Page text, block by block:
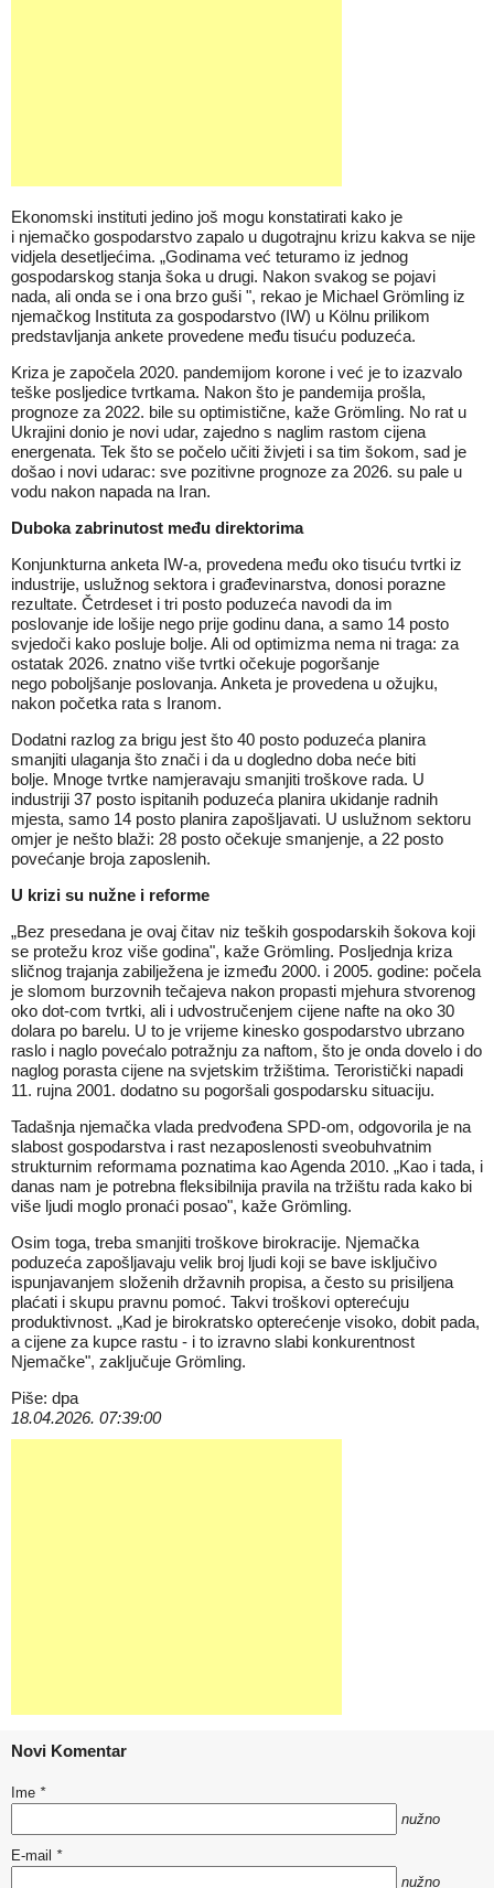
Ekonomski instituti jedino još mogu konstatirati kako je
i njemačko gospodarstvo zapalo u dugotrajnu krizu kakva se nije
vidjela desetljećima. „Godinama već teturamo iz jednog
gospodarskog stanja šoka u drugi. Nakon svakog se pojavi
nada, ali onda se i ona brzo guši ", rekao je Michael Grömling iz
njemačkog Instituta za gospodarstvo (IW) u Kölnu prilikom
predstavljanja ankete provedene među tisuću poduzeća.
Kriza je započela 2020. pandemijom korone i već je to izazvalo
teške posljedice tvrtkama. Nakon što je pandemija prošla,
prognoze za 2022. bile su optimistične, kaže Grömling. No rat u
Ukrajini donio je novi udar, zajedno s naglim rastom cijena
energenata. Tek što se počelo učiti živjeti i sa tim šokom, sad je
došao i novi udarac: sve pozitivne prognoze za 2026. su pale u
vodu nakon napada na Iran.
Duboka zabrinutost među direktorima
Konjunkturna anketa IW‑a, provedena među oko tisuću tvrtki iz
industrije, uslužnog sektora i građevinarstva, donosi porazne
rezultate. Četrdeset i tri posto poduzeća navodi da im
poslovanje ide lošije nego prije godinu dana, a samo 14 posto
svjedoči kako posluje bolje. Ali od optimizma nema ni traga: za
ostatak 2026. znatno više tvrtki očekuje pogoršanje
nego poboljšanje poslovanja. Anketa je provedena u ožujku,
nakon početka rata s Iranom.
Dodatni razlog za brigu jest što 40 posto poduzeća planira
smanjiti ulaganja što znači i da u dogledno doba neće biti
bolje. Mnoge tvrtke namjeravaju smanjiti troškove rada. U
industriji 37 posto ispitanih poduzeća planira ukidanje radnih
mjesta, samo 14 posto planira zapošljavati. U uslužnom sektoru
omjer je nešto blaži: 28 posto očekuje smanjenje, a 22 posto
povećanje broja zaposlenih.
U krizi su nužne i reforme
„Bez presedana je ovaj čitav niz teških gospodarskih šokova koji
se protežu kroz više godina", kaže Grömling. Posljednja kriza
sličnog trajanja zabilježena je između 2000. i 2005. godine: počela
je slomom burzovnih tečajeva nakon propasti mjehura stvorenog
oko dot‑com tvrtki, ali i udvostručenjem cijene nafte na oko 30
dolara po barelu. U to je vrijeme kinesko gospodarstvo ubrzano
raslo i naglo povećalo potražnju za naftom, što je onda dovelo i do
naglog porasta cijene na svjetskim tržištima. Teroristički napadi
11. rujna 2001. dodatno su pogoršali gospodarsku situaciju.
Tadašnja njemačka vlada predvođena SPD‑om, odgovorila je na
slabost gospodarstva i rast nezaposlenosti sveobuhvatnim
strukturnim reformama poznatima kao Agenda 2010. „Kao i tada, i
danas nam je potrebna fleksibilnija pravila na tržištu rada kako bi
više ljudi moglo pronaći posao", kaže Grömling.
Osim toga, treba smanjiti troškove birokracije. Njemačka
poduzeća zapošljavaju velik broj ljudi koji se bave isključivo
ispunjavanjem složenih državnih propisa, a često su prisiljena
plaćati i skupu pravnu pomoć. Takvi troškovi opterećuju
produktivnost. „Kad je birokratsko opterećenje visoko, dobit pada,
a cijene za kupce rastu - i to izravno slabi konkurentnost
Njemačke", zaključuje Grömling.
Piše: dpa
18.04.2026. 07:39:00
Novi Komentar
Ime *
nužno
E-mail *
nužno